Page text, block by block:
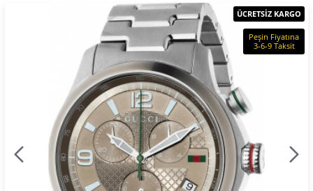
ÜCRETSİZ KARGO
Peşin Fiyatına
3-6-9 Taksit